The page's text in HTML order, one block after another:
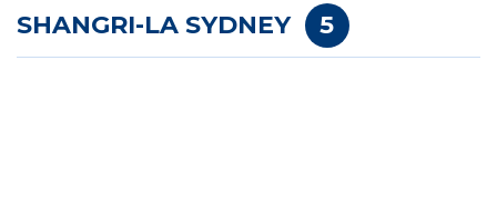
SHANGRI-LA SYDNEY 5